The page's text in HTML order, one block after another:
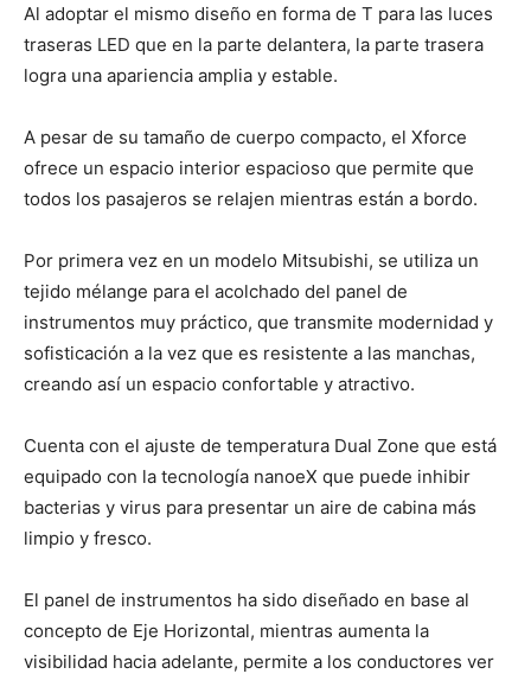
Al adoptar el mismo diseño en forma de T para las luces
traseras LED que en la parte delantera, la parte trasera
logra una apariencia amplia y estable.
A pesar de su tamaño de cuerpo compacto, el Xforce
ofrece un espacio interior espacioso que permite que
todos los pasajeros se relajen mientras están a bordo.
Por primera vez en un modelo Mitsubishi, se utiliza un
tejido mélange para el acolchado del panel de
instrumentos muy práctico, que transmite modernidad y
sofisticación a la vez que es resistente a las manchas,
creando así un espacio confortable y atractivo.
Cuenta con el ajuste de temperatura Dual Zone que está
equipado con la tecnología nanoeX que puede inhibir
bacterias y virus para presentar un aire de cabina más
limpio y fresco.
El panel de instrumentos ha sido diseñado en base al
concepto de Eje Horizontal, mientras aumenta la
visibilidad hacia adelante, permite a los conductores ver